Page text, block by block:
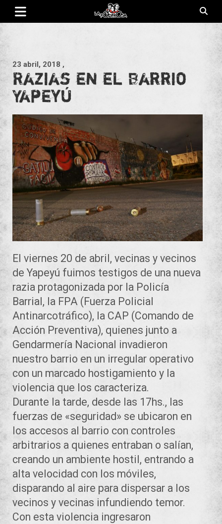
Saltar
contenido
23 abril, 2018 ,
Razias en el Barrio
Yapeyú
El viernes 20 de abril, vecinas y vecinos
de Yapeyú fuimos testigos de una nueva
razia protagonizada por la Policía
Barrial, la FPA (Fuerza Policial
Antinarcotráfico), la CAP (Comando de
Acción Preventiva), quienes junto a
Gendarmería Nacional invadieron
nuestro barrio en un irregular operativo
con un marcado hostigamiento y la
violencia que los caracteriza.
Durante la tarde, desde las 17hs., las
fuerzas de «seguridad» se ubicaron en
los accesos al barrio con controles
arbitrarios a quienes entraban o salían,
creando un ambiente hostil, entrando a
alta velocidad con los móviles,
disparando al aire para dispersar a los
vecinos y vecinas infundiendo temor.
Con esta violencia ingresaron